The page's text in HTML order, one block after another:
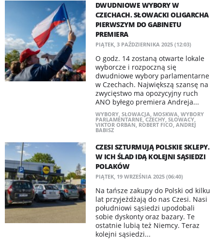
DWUDNIOWE WYBORY W
CZECHACH. SŁOWACKI OLIGARCHA
PIERWSZYM DO GABINETU
PREMIERA
PIĄTEK, 3 PAŹDZIERNIKA 2025 (12:03)
O godz. 14 zostaną otwarte lokale
wyborcze i rozpoczną się
dwudniowe wybory parlamentarne
w Czechach. Największą szansę na
zwycięstwo ma opozycyjny ruch
ANO byłego premiera Andreja...
WYBORY, SŁOWACJA, MOSKWA, WYBORY
PARLAMENTARNE,CZECHY, SŁOWACY,
VIKTOR ORBAN, ROBERT FICO, ANDREJ
BABISZ
CZESI SZTURMUJĄ POLSKIE SKLEPY.
W ICH ŚLAD IDĄ KOLEJNI SĄSIEDZI
POLAKÓW
PIĄTEK, 19 WRZEŚNIA 2025 (06:40)
Na tańsze zakupy do Polski od kilku
lat przyjeżdżają do nas Czesi. Nasi
południowi sąsiedzi upodobali
sobie dyskonty oraz bazary. Te
ostatnie lubią też Niemcy. Teraz
kolejni sąsiedzi...